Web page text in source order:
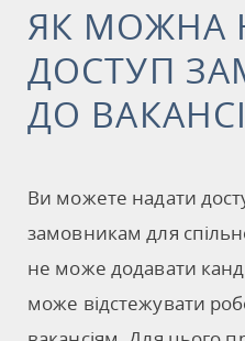
ЯК МОЖНА
ДОСТУП
ДО
Ви можете надати
замовникам для
не може додавати
може відстежувати